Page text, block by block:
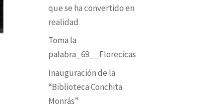
que se ha convertido en
realidad
Toma la
palabra_69__Florecicas
Inauguración de la
“Biblioteca Conchita
Monrás”